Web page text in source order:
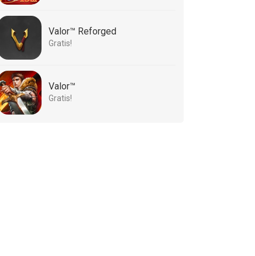
Valor™ Reforged
Gratis!
Valor™
Gratis!